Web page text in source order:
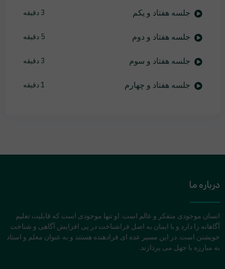
جلسه هفتاد و یکم 3 دقیقه
جلسه هفتاد و دوم 5 دقیقه
جلسه هفتاد و سوم 3 دقیقه
جلسه هفتاد و چهارم 1 دقیقه
درباره ما
انسان موجودی متفکر و عالم است. او تنها موجودی است که قابلیت تعلیم
آگاهانه را دارد و با ایمان به اصل فراشناخت در پی افزایش آگاهی و شناخت
خویشتن است. در این مسیر عده ای فرادهنده هستند و به عنوان معلم و استاد
به مبارزه با جهل می پردازند.